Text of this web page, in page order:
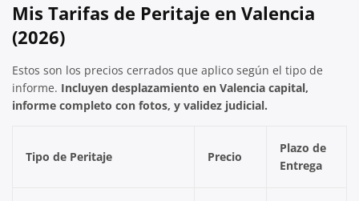
Mis Tarifas de Peritaje en Valencia
(2026)
Estos son los precios cerrados que aplico según el tipo de
informe. Incluyen desplazamiento en Valencia capital,
informe completo con fotos, y validez judicial.
Tipo de Peritaje Precio
Plazo de
Entrega